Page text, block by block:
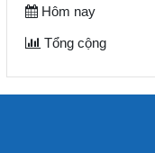
Hôm nay
Tổng cộng